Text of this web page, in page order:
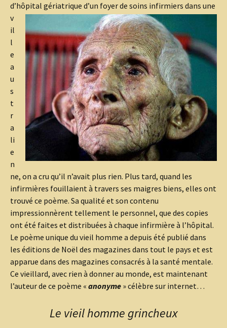
d’hôpital gériatrique d’un foyerde soins infirmiers dans une
v
il
l
e
a
u
s
t
r
a
li
e
n
ne, on a cru qu’il n’avait plus rien. Plus tard, quand les
infirmières fouillaient à travers ses maigres biens, elles ont
trouvé ce poème. Sa qualité et son contenu
impressionnèrent tellement le personnel, que des copies
ont été faites et distribuées à chaque infirmière à l’hôpital.
Le poème unique du vieil homme a depuis été publié dans
les éditions de Noël des magazines dans tout le pays et est
apparue dans des magazines consacrés à la santé mentale.
Ce vieillard, avec rien à donner au monde, est maintenant
l’auteur de ce poème « anonyme » célèbre sur internet…
Le vieil homme grincheux